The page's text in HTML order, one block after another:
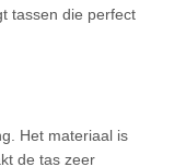
tassen die perfect
Het materiaal is
de tas zeer